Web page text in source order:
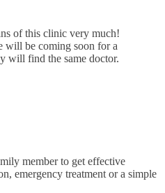
of this clinic very much!
will be coming soon for a
will find the same doctor.
member to get effective
emergency treatment or a simple